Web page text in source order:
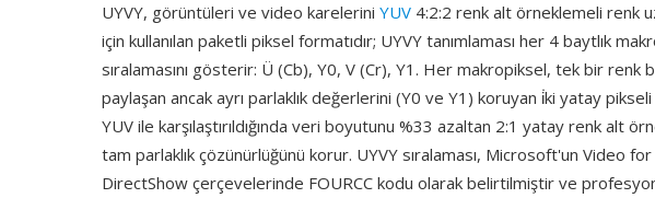
UYVY, görüntüleri ve video karelerini YUV 4:2:2 renk alt örneklemeli renk
için kullanılan paketli piksel formatıdır; UYVY tanımlaması her 4 baytlık
sıralamasını gösterir: Ü (Cb), Y0, V (Cr), Y1. Her makropiksel, tek bir renk
paylaşan ancak ayrı parlaklık değerlerini (Y0 ve Y1) koruyan i̇ki yatay
YUV ile karşılaştırıldığında veri boyutunu %33 azaltan 2:1 yatay renk alt
tam parlaklık çözünürlüğünü korur. UYVY sıralaması, Microsoft'un Video
DirectShow çerçevelerinde FOURCC kodu olarak belirtilmiştir ve